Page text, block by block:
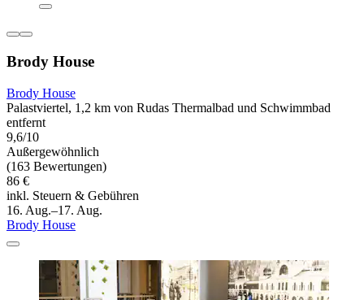
Brody House
Brody House
Palastviertel, 1,2 km von Rudas Thermalbad und Schwimmbad
entfernt
9,6/10
Außergewöhnlich
(163 Bewertungen)
86 €
inkl. Steuern & Gebühren
16. Aug.–17. Aug.
Brody House